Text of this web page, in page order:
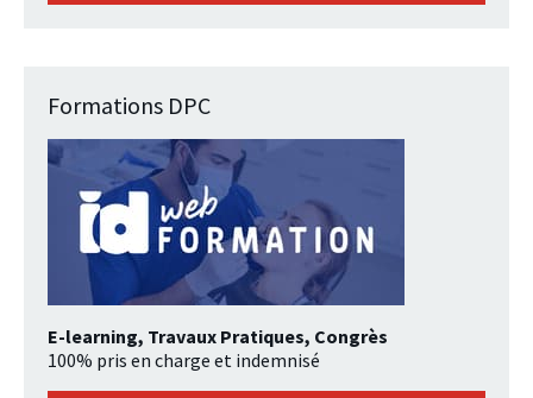
Formations DPC
E-learning, Travaux Pratiques, Congrès
100% pris en charge et indemnisé